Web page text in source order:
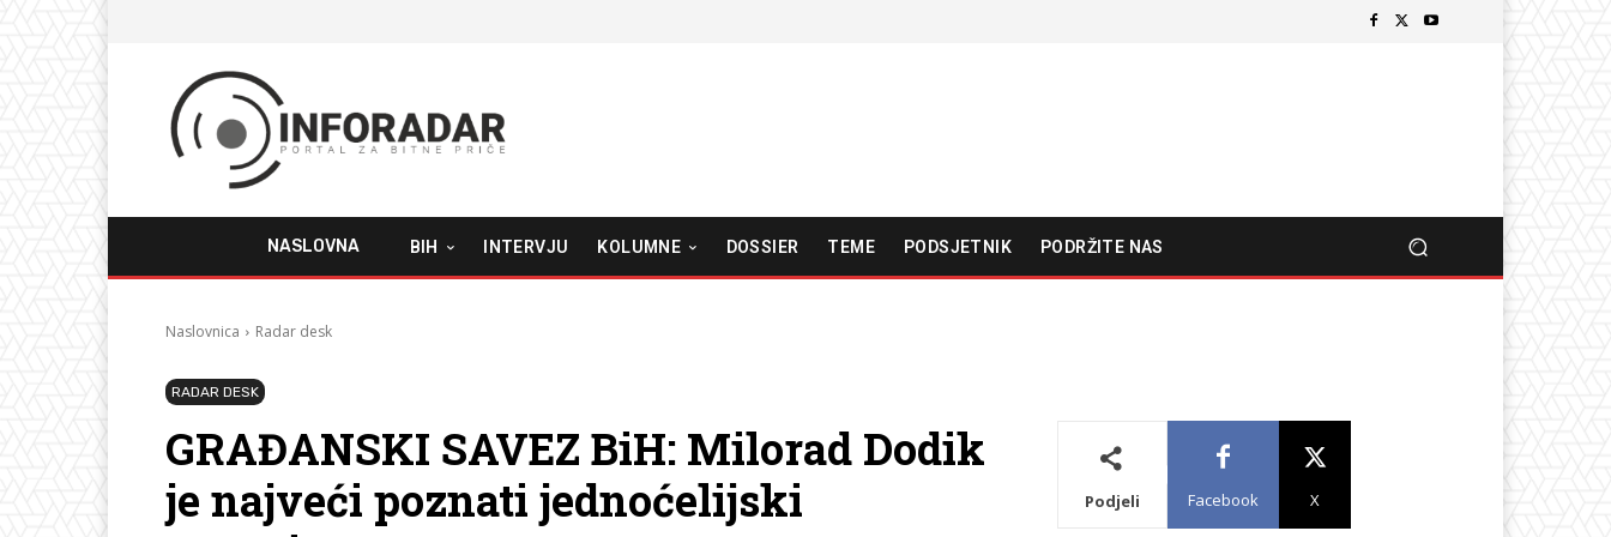
NASLOVNA BIH INTERVJU KOLUMNE DOSSIER TEME PODSJETNIK PODRŽITE NAS
Naslovnica Radar desk
RADAR DESK
GRAĐANSKI SAVEZ BiH: Milorad Dodik
je najveći poznati jednoćelijski
Podjeli Facebook X